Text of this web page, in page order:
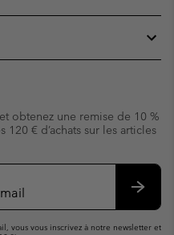
obtenez une remise de 10 %
€ d’achats sur les articles
vous vous inscrivez à notre newsletter et